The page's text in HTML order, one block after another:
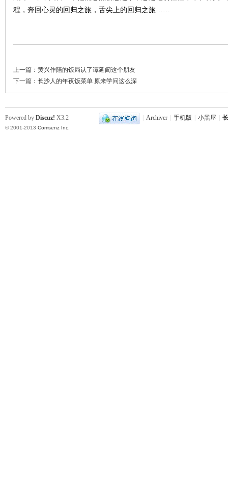
程，奔回心灵的回归之旅，舌尖上的回归之旅……
上一篇： 黄兴作陪的饭局认了谭延闿这个朋友
下一篇： 长沙人的年夜饭菜单 原来学问这么深
Archiver 手机版 小黑屋
Powered by Discuz! X3.2
© 2001-2013 Comsenz Inc.